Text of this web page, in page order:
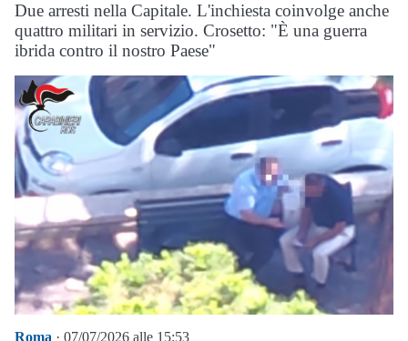
Due arresti nella Capitale. L'inchiesta coinvolge anche
quattro militari in servizio. Crosetto: "È una guerra
ibrida contro il nostro Paese"
Roma · 07/07/2026 alle 15:53